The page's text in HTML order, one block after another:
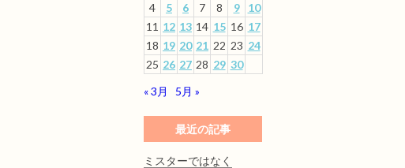
4
5 6 7 8 9
10
11 12 13 14 15 16 17
18 19 20 21 22 23 24
25 26 27 28 29 30
« 3月
5月 »
最近の記事
ミスターではなく